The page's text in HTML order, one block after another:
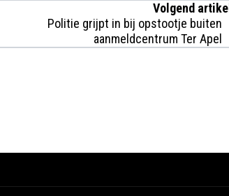
Volgend artikel
Politie grijpt in bij opstootje buiten
aanmeldcentrum Ter Apel